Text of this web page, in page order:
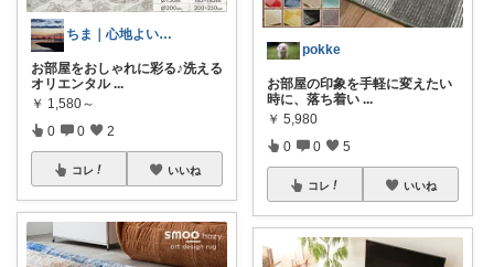
ちま｜心地よい日常のアイテム🍁
お部屋をおしゃれに彩る♪洗える
オリエンタル ...
￥ 1,580～
0 0 2
コレ いいね
pokke
お部屋の印象を手軽に変えたい
時に、落ち着い ...
￥ 5,980
0 0 5
コレ いいね